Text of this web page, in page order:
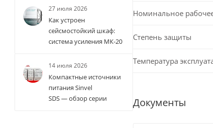
Номинальное
Степень защиты
Температура
Документы
27 июля 2026
Как устроен
сейсмостойкий шкаф:
система усиления МК-20
14 июля 2026
Компактные источники
питания Sinvel
SDS — обзор серии